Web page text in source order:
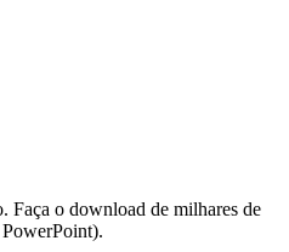
Faça o download de milhares de